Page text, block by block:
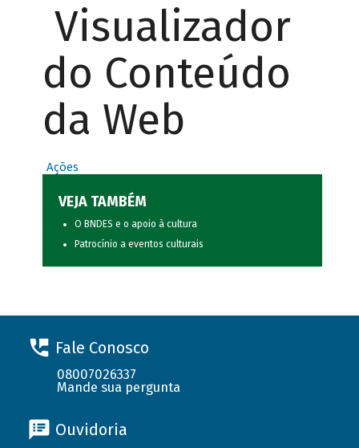
Visualizador
do Conteúdo
da Web
Ações
VEJA TAMBÉM
O BNDES e o apoio à cultura
Patrocínio a eventos culturais
Fale Conosco
08007026337
Mande sua pergunta
Ouvidoria